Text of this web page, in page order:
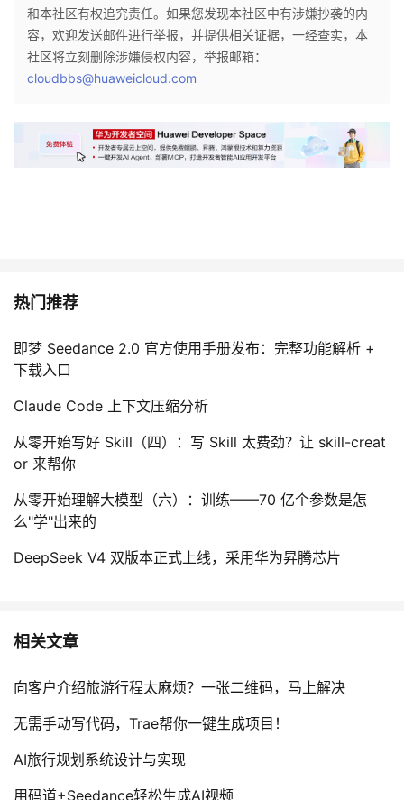
和本社区有权追究责任。如果您发现本社区中有涉嫌抄袭的内
容，欢迎发送邮件进行举报，并提供相关证据，一经查实，本
社区将立刻删除涉嫌侵权内容，举报邮箱：
cloudbbs@huaweicloud.com
热门推荐
即梦 Seedance 2.0 官方使用手册发布：完整功能解析 +
下载入口
Claude Code 上下文压缩分析
从零开始写好 Skill（四）：写 Skill 太费劲？让 skill-creat
or 来帮你
从零开始理解大模型（六）：训练——70 亿个参数是怎
么"学"出来的
DeepSeek V4 双版本正式上线，采用华为昇腾芯片
相关文章
向客户介绍旅游行程太麻烦？一张二维码，马上解决
无需手动写代码，Trae帮你一键生成项目！
AI旅行规划系统设计与实现
用码道+Seedance轻松生成AI视频